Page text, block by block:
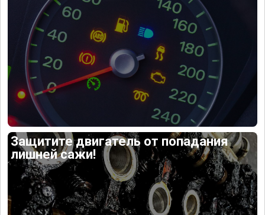
Защитите двигатель от попадания
лишней сажи!